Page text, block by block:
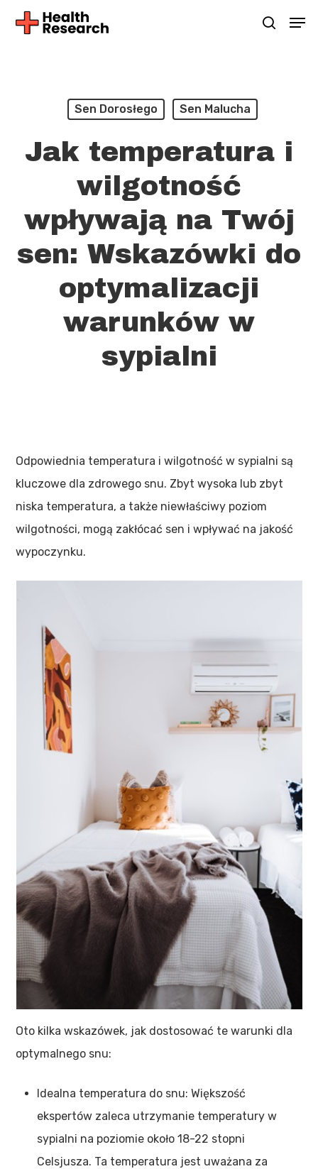
Szukaj
Sen Dorosłego Sen Malucha
Jak temperatura i
wilgotność
wpływają na Twój
sen: Wskazówki do
optymalizacji
warunków w
sypialni
Odpowiednia temperatura i wilgotność w sypialni są
kluczowe dla zdrowego snu. Zbyt wysoka lub zbyt
niska temperatura, a także niewłaściwy poziom
wilgotności, mogą zakłócać sen i wpływać na jakość
wypoczynku.
Oto kilka wskazówek, jak dostosować te warunki dla
optymalnego snu:
Idealna temperatura do snu: Większość
ekspertów zaleca utrzymanie temperatury w
sypialni na poziomie około 18-22 stopni
Celsjusza. Ta temperatura jest uważana za